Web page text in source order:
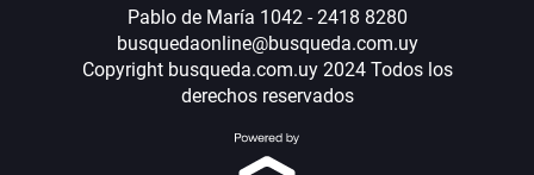
Pablo de María 1042 - 2418 8280
busquedaonline@busqueda.com.uy
Copyright busqueda.com.uy 2024 Todos los
derechos reservados